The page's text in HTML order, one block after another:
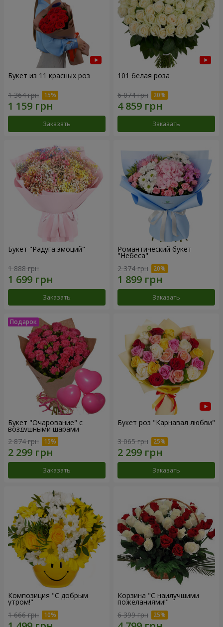
Букет из 11 красных роз
1 364 грн
Заказать
101 белая роза
6 074 грн
Заказать
Букет "Радуга эмоций"
1 888 грн
Заказать
Романтический букет
"Небеса"
2 374 грн
Заказать
Букет "Очарование" с
воздушными шарами
2 874 грн
Заказать
Букет роз "Карнавал любви"
3 065 грн
Заказать
Композиция "С добрым
утром!"
1 666 грн
Корзина "С наилучшими
пожеланиями!"
6 399 грн